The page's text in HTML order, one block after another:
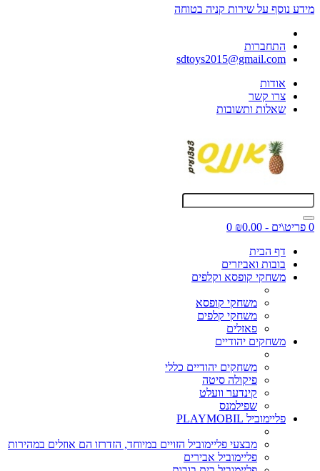
מידע נוסף על שירות קניה בטוחה
התחברות
sdtoys2015@gmail.com
אודות
צרו קשר
שאלות ותשובות
0 פריט\ים - ₪0.00
0
דף הבית
בובות ואביזרים
משחקי קופסא וקלפים
משחקי קופסא
משחקי קלפים
פאזלים
משחקים יהודיים
משחקים יהודיים כללי
פיקולה סיטה
קינדער וועלט
שפילמנס
פליימוביל PLAYMOBIL
מבצעי פליימוביל הזויים במיוחד, הזדרזו הם אוזלים במהירות
פליימוביל אבירים